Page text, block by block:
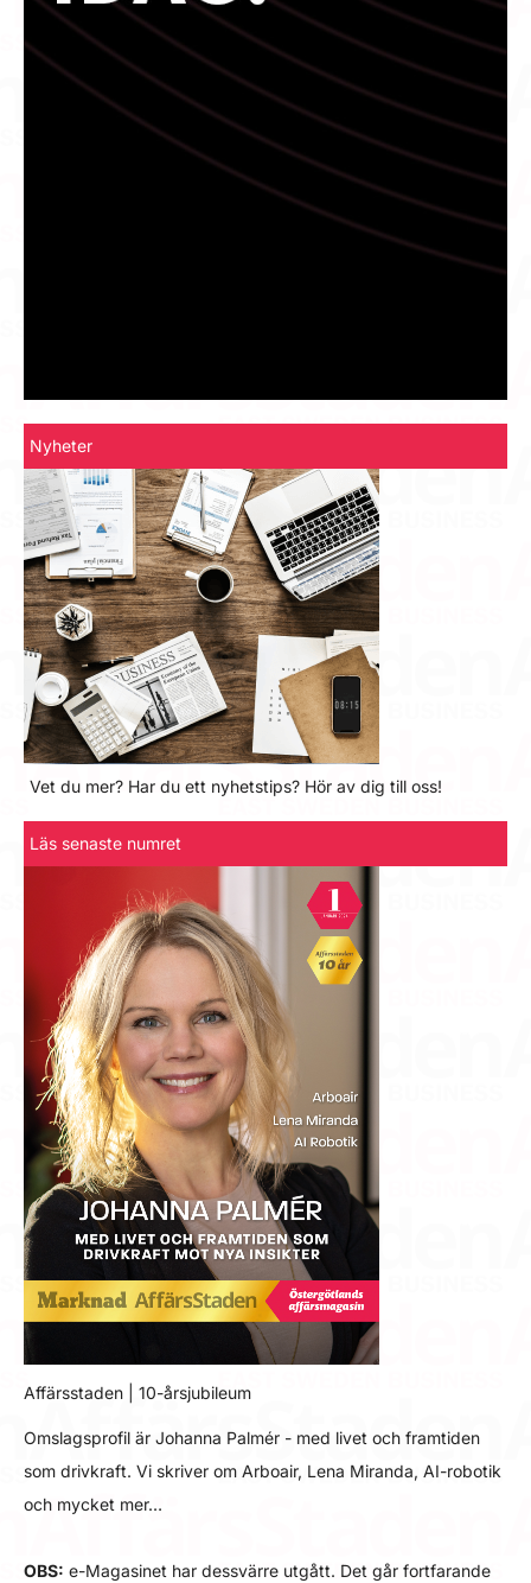
Nyheter
Vet du mer? Har du ett nyhetstips? Hör av dig till oss!
Läs senaste numret
Affärsstaden | 10-årsjubileum
Omslagsprofil är Johanna Palmér - med livet och framtiden
som drivkraft. Vi skriver om Arboair, Lena Miranda, AI-robotik
och mycket mer…
OBS: e-Magasinet har dessvärre utgått. Det går fortfarande